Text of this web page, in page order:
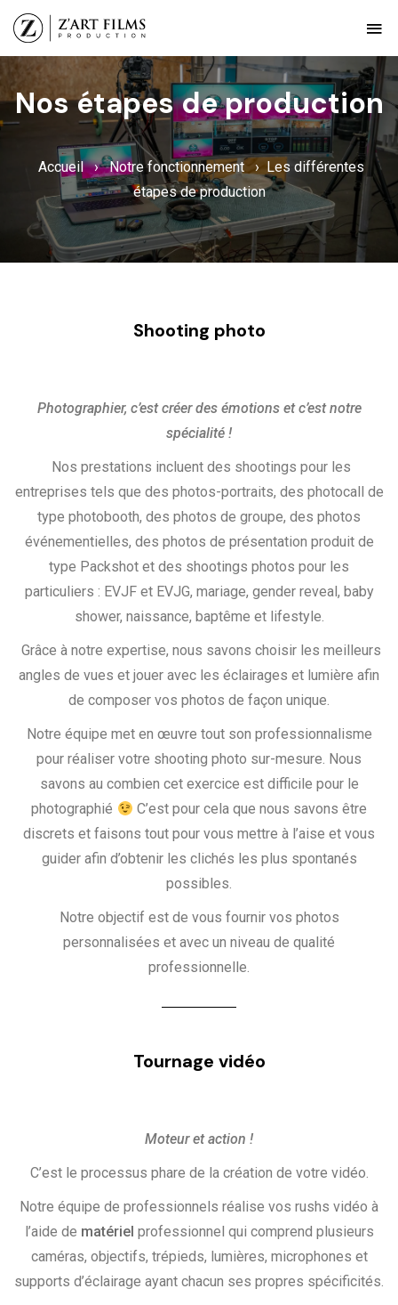
Nos étapes de production
Accueil › Notre fonctionnement › Les différentes
étapes de production
Shooting photo
Photographier, c’est créer des émotions et c’est notre
spécialité !
Nos prestations incluent des shootings pour les
entreprises tels que des photos-portraits, des photocall de
type photobooth, des photos de groupe, des photos
événementielles, des photos de présentation produit de
type Packshot et des shootings photos pour les
particuliers : EVJF et EVJG, mariage, gender reveal, baby
shower, naissance, baptême et lifestyle.
Grâce à notre expertise, nous savons choisir les meilleurs
angles de vues et jouer avec les éclairages et lumière afin
de composer vos photos de façon unique.
Notre équipe met en œuvre tout son professionnalisme
pour réaliser votre shooting photo sur-mesure. Nous
savons au combien cet exercice est difficile pour le
photographié
C’est pour cela que nous savons être
discrets et faisons tout pour vous mettre à l’aise et vous
guider afin d’obtenir les clichés les plus spontanés
possibles.
Notre objectif est de vous fournir vos photos
personnalisées et avec un niveau de qualité
professionnelle.
Tournage vidéo
Moteur et action !
C’est le processus phare de la création de votre vidéo.
Notre équipe de professionnels réalise vos rushs vidéo à
l’aide de matériel professionnel qui comprend plusieurs
caméras, objectifs, trépieds, lumières, microphones et
supports d’éclairage ayant chacun ses propres spécificités.